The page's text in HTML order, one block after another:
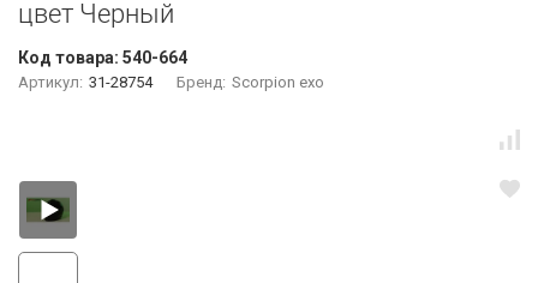
цвет Черный
Код товара: 540-664
Артикул: 31-28754 Бренд: Scorpion exo